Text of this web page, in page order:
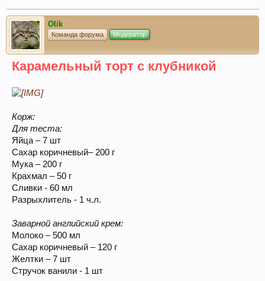
Olik
Команда форума Модератор
Карамельный торт с клубникой
Корж:
Для теста:
Яйца – 7 шт
Сахар коричневый– 200 г
Мука – 200 г
Крахмал – 50 г
Сливки - 60 мл
Разрыхлитель - 1 ч.л.
Заварной английский крем:
Молоко – 500 мл
Сахар коричневый – 120 г
Желтки – 7 шт
Стручок ванили - 1 шт